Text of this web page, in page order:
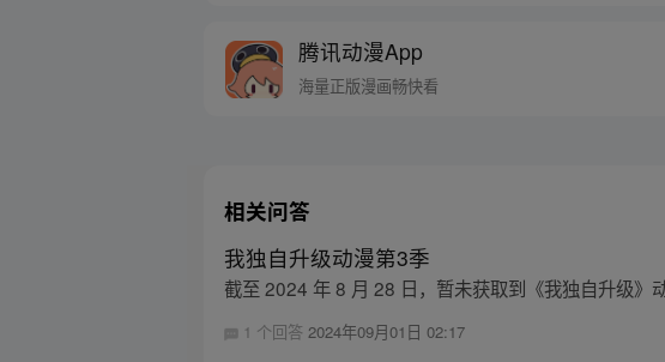
腾讯动漫App
海量正版漫画畅快看
相关问答
我独自升级动漫第3季
截至 2024 年 8 月 28 日，暂未获取到《我独自升级》
1 个回答2024年09月01日 02:17